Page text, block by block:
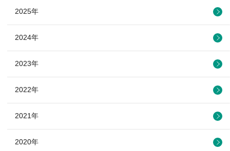
2025年
2024年
2023年
2022年
2021年
2020年